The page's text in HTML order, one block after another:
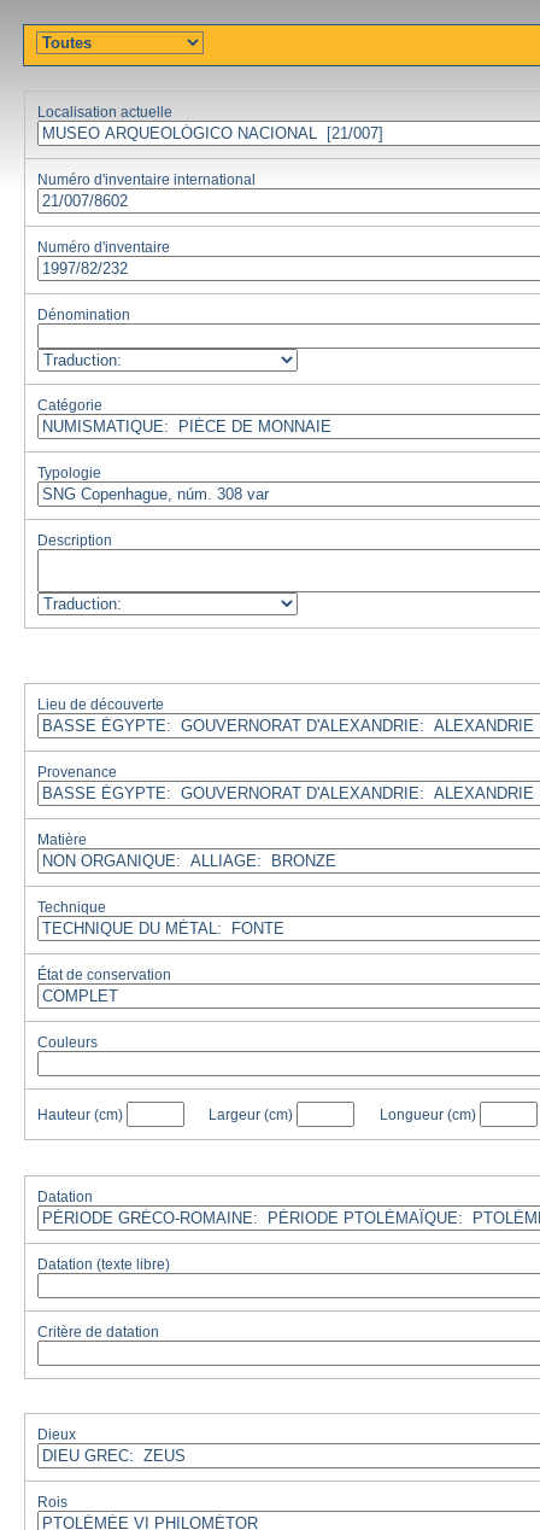
Localisation actuelle
Numéro d'inventaire international
Numéro d'inventaire
Dénomination
Catégorie
Typologie
Description
Lieu de découverte
Provenance
Matière
Technique
État de conservation
Couleurs
Hauteur (cm) Largeur (cm) Longueur(cm)
Datation
Datation (texte libre)
Critère de datation
Dieux
Rois